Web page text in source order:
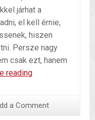
járhat a
el kell érnie,
hiszen
Persze nagy
csak ezt, hanem
readingIdőutazás
a Comment